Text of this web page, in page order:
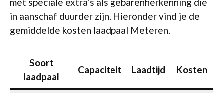
in aanschaf duurder zijn. Hieronder vind je de
gemiddelde kosten laadpaal Meteren.
Soort
laadpaal
Capaciteit Laadtijd Kosten